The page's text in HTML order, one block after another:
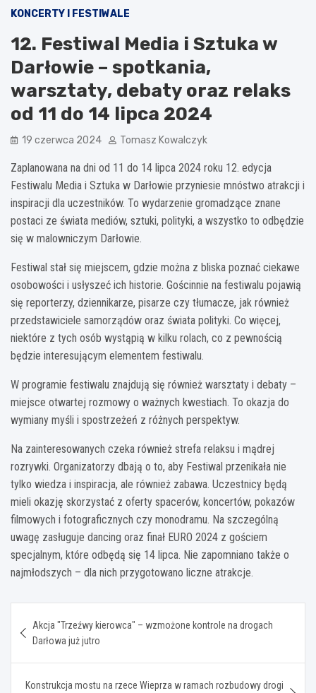
KONCERTY I FESTIWALE
12. Festiwal Media i Sztuka w
Darłowie – spotkania,
warsztaty, debaty oraz relaks
od 11 do 14 lipca 2024
19 czerwca 2024 Tomasz Kowalczyk
Zaplanowana na dni od 11 do 14 lipca 2024 roku 12. edycja
Festiwalu Media i Sztuka w Darłowie przyniesie mnóstwo atrakcji i
inspiracji dla uczestników. To wydarzenie gromadzące znane
postaci ze świata mediów, sztuki, polityki, a wszystko to odbędzie
się w malowniczym Darłowie.
Festiwal stał się miejscem, gdzie można z bliska poznać ciekawe
osobowości i usłyszeć ich historie. Gościnnie na festiwalu pojawią
się reporterzy, dziennikarze, pisarze czy tłumacze, jak również
przedstawiciele samorządów oraz świata polityki. Co więcej,
niektóre z tych osób wystąpią w kilku rolach, co z pewnością
będzie interesującym elementem festiwalu.
W programie festiwalu znajdują się również warsztaty i debaty –
miejsce otwartej rozmowy o ważnych kwestiach. To okazja do
wymiany myśli i spostrzeżeń z różnych perspektyw.
Na zainteresowanych czeka również strefa relaksu i mądrej
rozrywki. Organizatorzy dbają o to, aby Festiwal przenikała nie
tylko wiedza i inspiracja, ale również zabawa. Uczestnicy będą
mieli okazję skorzystać z oferty spacerów, koncertów, pokazów
filmowych i fotograficznych czy monodramu. Na szczególną
uwagę zasługuje dancing oraz finał EURO 2024 z gościem
specjalnym, które odbędą się 14 lipca. Nie zapomniano także o
najmłodszych – dla nich przygotowano liczne atrakcje.
wpisu
Akcja "Trzeźwy kierowca" – wzmożone kontrole na drogach
Darłowa już jutro
Konstrukcja mostu na rzece Wieprza w ramach rozbudowy drogi